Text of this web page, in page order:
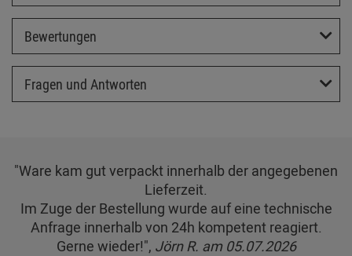
Bewertungen
Fragen und Antworten
"Ware kam gut verpackt innerhalb der angegebenen
Lieferzeit.
Im Zuge der Bestellung wurde auf eine technische
Anfrage innerhalb von 24h kompetent reagiert.
Gerne wieder!", Jörn R. am 05.07.2026